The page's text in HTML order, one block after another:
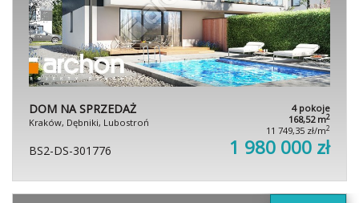
DOM NA SPRZEDAŻ
Kraków, Dębniki, Lubostroń
4 pokoje
168,52 m2
11 749,35 zł/m2
BS2-DS-301776 1 980 000 zł